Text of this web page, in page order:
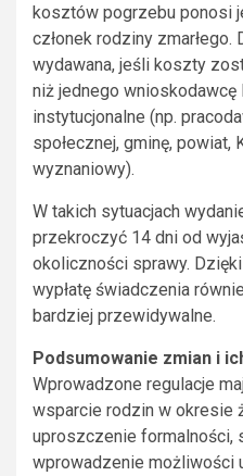
kosztów pogrzebu ponosi
członek rodziny
wydawana, jeśli koszty
niż jednego
instytucjonalne (np.
społecznej, gminę, powiat,
wyznaniowy).
W takich sytuacjach
przekroczyć 14 dni od
okoliczności sprawy.
wypłatę świadczenia
bardziej przewidywalne.
Podsumowanie zmian i
Wprowadzone regulacje
wsparcie rodzin w okresie
uproszczenie formalności,
wprowadzenie możliwości